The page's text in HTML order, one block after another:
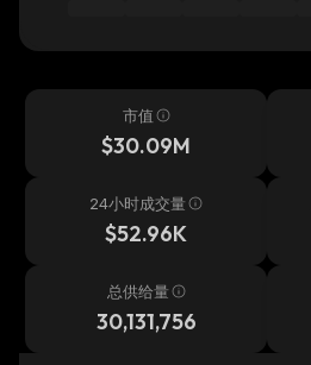
市值
$30.09M
24小时成交量
$52.96K
总供给量
30,131,756